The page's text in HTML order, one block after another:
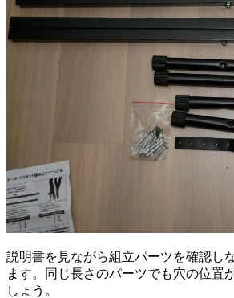
説明書を見ながら組立パーツを確認し
ます。同じ長さのパーツでも穴の位置
しょう。